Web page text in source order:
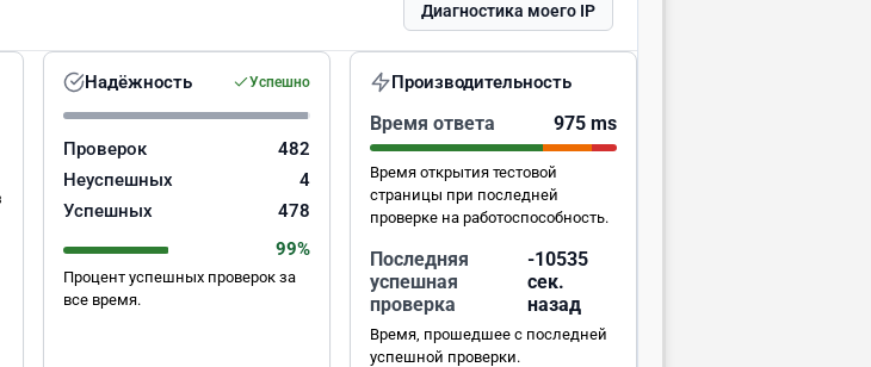
Диагностика моего IP
Надёжность Успешно
Проверок
482
Неуспешных
4
Успешных
478
99%
Процент успешных проверок за
все время.
Производительность
Время ответа 975 ms
Время открытия тестовой
страницы при последней
проверке на работоспособность.
Последняя
успешная
проверка
-10534
сек.
назад
Время, прошедшее с последней
успешной проверки.